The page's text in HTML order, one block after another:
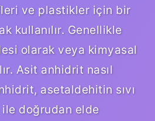
ve plastikler için bir
kullanılır. Genellikle
olarak veya kimyasal
Asit anhidrit nasıl
asetaldehitin sıvı
doğrudan elde